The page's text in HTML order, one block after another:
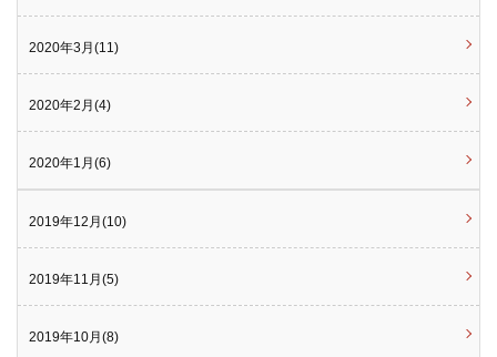
2020年3月(11)
2020年2月(4)
2020年1月(6)
2019年12月(10)
2019年11月(5)
2019年10月(8)